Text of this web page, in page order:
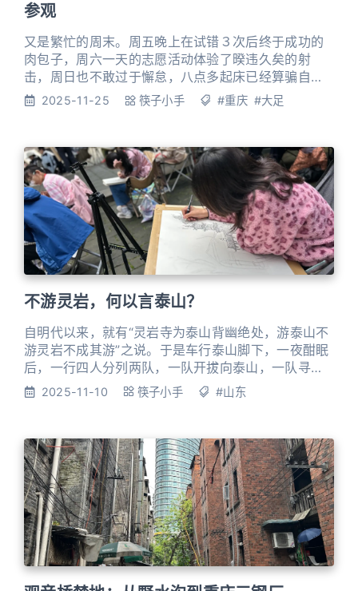
参观
又是繁忙的周末。周五晚上在试错３次后终于成功的
肉包子，周六一天的志愿活动体验了暌违久矣的射
击，周日也不敢过于懈怠，八点多起床已经算骗自己
睡了个懒觉。 车启动，导航锁定“红岩重型汽车博物
馆”，筷子小手少了仪式感，车轮滚起来，目的地就成
了“只管出发”的笃定。 从荣昌往双桥经开区走的老成
渝路车特别多，最近邮亭段还在修路，抵达红岩重型
汽车博物馆时十一点多，门
2025-11-25 筷子小手 #重庆 #大足
不游灵岩，何以言泰山？
自明代以来，就有“灵岩寺为泰山背幽绝处，游泰山不
游灵岩不成其游”之说。于是车行泰山脚下，一夜酣眠
后，一行四人分列两队，一队开拔向泰山，一队寻古
灵岩寺。 泰山是五岳之首，5元人民币纸币的背面也
是印着泰山，作为国家形象向世人展示。在中国古代
代统治者不断在泰山封禅和祭祀，并在泰山上下建庙
塑神，刻石题字，留下诸多古迹和文物。所以泰山也
成为了中国第一个世界文化与
2025-11-10 筷子小手 #山东